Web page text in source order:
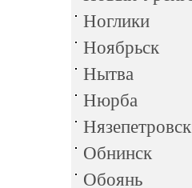
Ноглики
Ноябрьск
Нытва
Нюрба
Нязепетровск
Обнинск
Обоянь